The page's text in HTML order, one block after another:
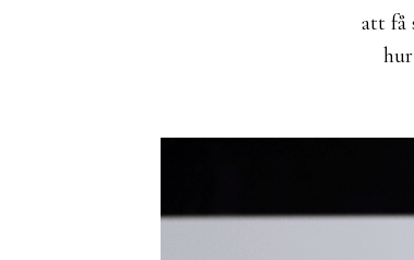
att få